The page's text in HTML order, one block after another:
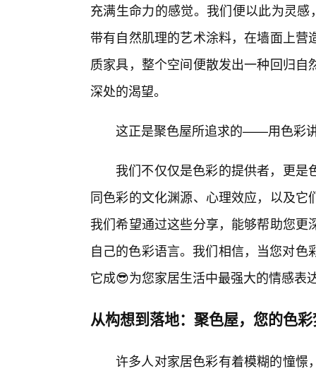
充满生命力的感觉。我们便以此为灵
带有自然肌理的艺术涂料，在墙面上
质家具，整个空间便散发出一种回归
深处的渴望。
这正是聚色屋所追求的——用色彩
我们不仅仅是色彩的提供者，更
同色彩的文化渊源、心理效应，以及
我们希望通过这些分享，能够帮助您
自己的色彩语言。我们相信，当您对
它成😎为您家居生活中最强大的情感表
从构想到落地：聚色屋，您的色
许多人对家居色彩有着模糊的憧憬